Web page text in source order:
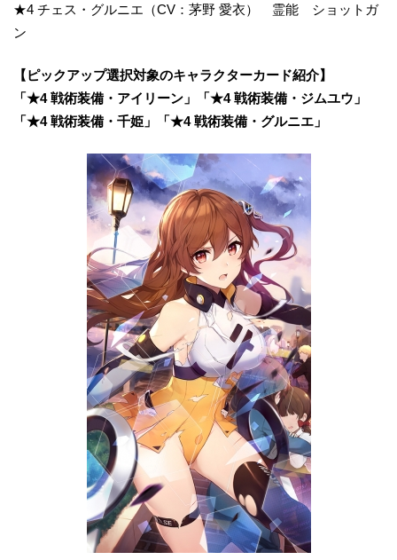
★4 チェス・グルニエ（CV：茅野 愛衣） 霊能 ショットガ
ン
【ピックアップ選択対象のキャラクターカード紹介】
「★4 戦術装備・アイリーン」「★4 戦術装備・ジムユウ」
「★4 戦術装備・千姫」「★4 戦術装備・グルニエ」